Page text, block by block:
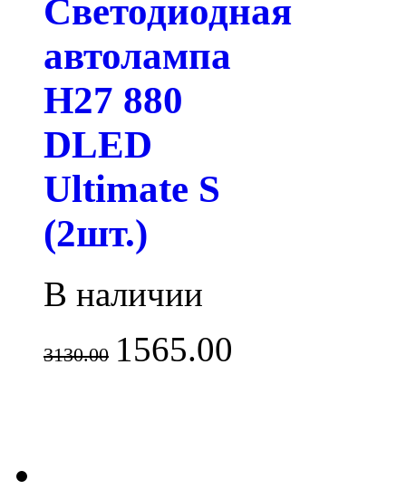
Светодиодная
автолампа
H27 880
DLED
Ultimate S
(2шт.)
В наличии
3130.00 1565.00